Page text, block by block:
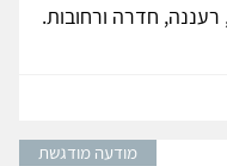
רעננה, חדרה ורחובות.
מודעה מודגשת